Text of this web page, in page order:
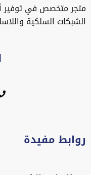
متجر متخصص في توفير
الشبكات السلكية
روابط مفيدة